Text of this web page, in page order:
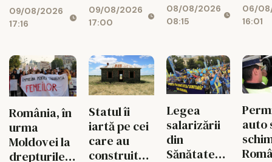
Ortodoxă
Română,
oficial
09/08/2026
17:16
bani puși
deoparte
09/08/2026
17:00
08/08/2026
08:15
mari
vârf
06/
16:01
România, în
urma
Moldovei la
drepturile și
Statul îi
iartă pe cei
care au
construit
Legea
salarizării
din
Sănătate
auto